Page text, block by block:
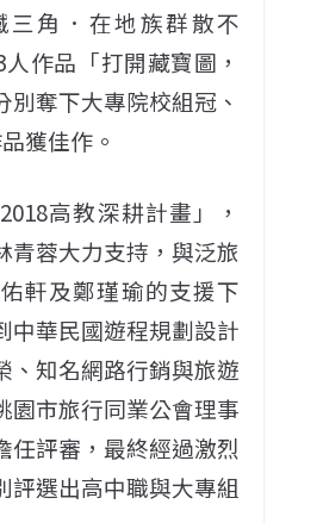
三角．在地族群散不
作品「打開藏寶圖，
別奪下大專院校組冠、
獲佳作。
高教深耕計畫」，
青蓉大力支持，與泛旅
軒及鄭瑾瑜的支援下
中華民國遊程規劃設計
、知名網路行銷與旅遊
園市旅行同業公會理事
任評審，最終經過激烈
評選出高中職與大專組